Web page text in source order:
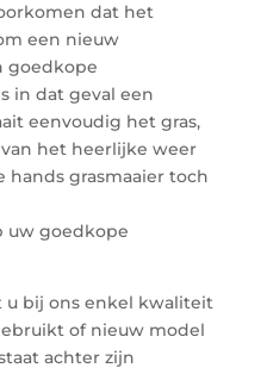
dat het
een nieuw
goedkope
in dat geval een
eenvoudig het gras,
het heerlijke weer
grasmaaier toch
uw goedkope
u bij ons enkel kwaliteit
of nieuw model
achter zijn